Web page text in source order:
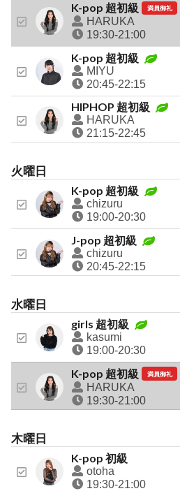
K-pop 超初級 満員御礼
HARUKA
19:30-21:00
K-pop 超初級
MIYU
20:45-22:15
HIPHOP 超初級
HARUKA
21:15-22:45
火曜日
K-pop 超初級
chizuru
19:00-20:30
J-pop 超初級
chizuru
20:45-22:15
水曜日
girls 超初級
kasumi
19:00-20:30
K-pop 超初級 満員御礼
HARUKA
19:30-21:00
木曜日
K-pop 初級
otoha
19:30-21:00